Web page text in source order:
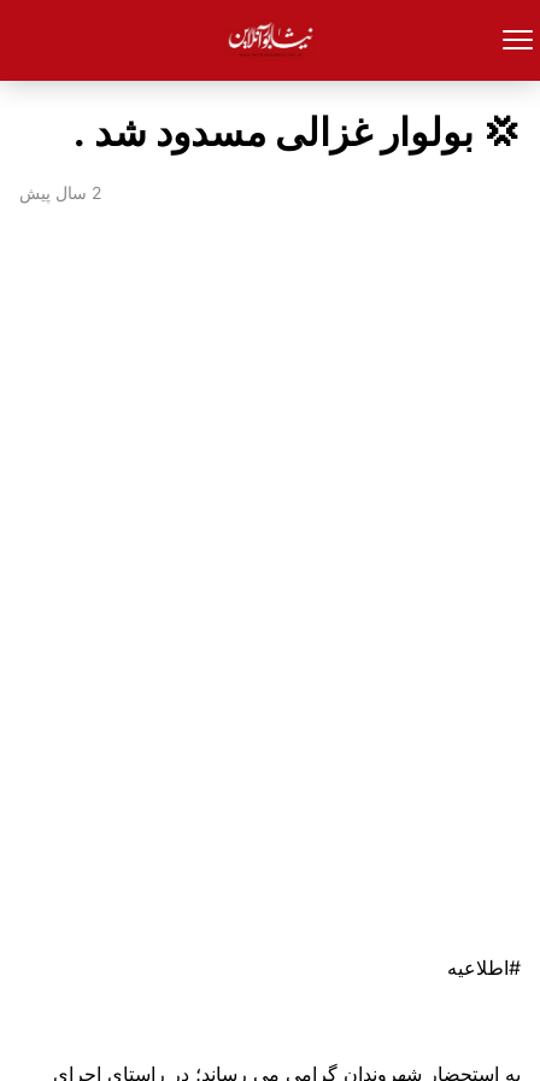
💢 بولوار غزالی مسدود شد .
2 سال پیش
#اطلاعیه
به استحضار شهروندان گرامی می رساند؛ در راستای اجرای